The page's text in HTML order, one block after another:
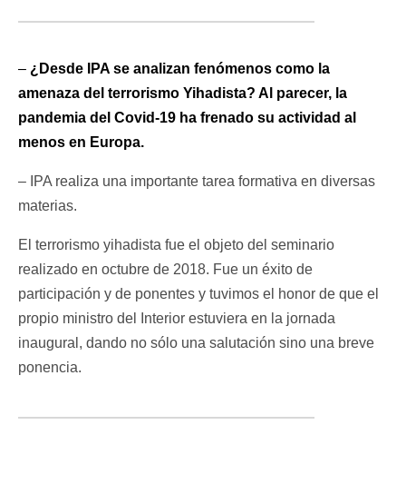
– ¿Desde IPA se analizan fenómenos como la
amenaza del terrorismo Yihadista? Al parecer, la
pandemia del Covid-19 ha frenado su actividad al
menos en Europa.
– IPA realiza una importante tarea formativa en diversas
materias.
El terrorismo yihadista fue el objeto del seminario
realizado en octubre de 2018. Fue un éxito de
participación y de ponentes y tuvimos el honor de que el
propio ministro del Interior estuviera en la jornada
inaugural, dando no sólo una salutación sino una breve
ponencia.